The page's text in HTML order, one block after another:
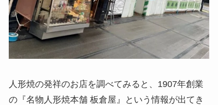
人形焼の発祥のお店を調べてみると、1907年創業
の『名物人形焼本舗 板倉屋』という情報が出てき